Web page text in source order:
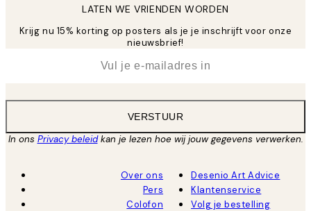
LATEN WE VRIENDEN WORDEN
Krijg nu 15% korting op posters als je je inschrijft voor onze
nieuwsbrief!
VERSTUUR
In ons Privacy beleidkan je lezen hoe wij jouw gegevens verwerken.
Over ons
Pers
Colofon
Desenio Art Advice
Klantenservice
Volg je bestelling